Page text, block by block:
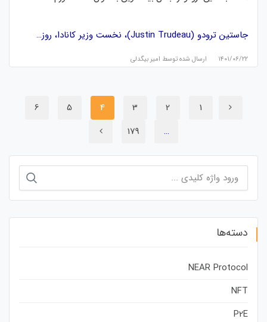
جاستین ترودو (Justin Trudeau)، نخست وزیر کانادا، روز…
۱۴۰۱/۰۶/۲۲ ارسال شده توسط امیر بیگدلی
1
2
3
4
5
6
…
179
برای:
دسته‌ها
NEAR Protocol
NFT
P2E